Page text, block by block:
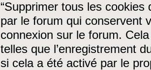
“Supprimer tous les cookies
par le forum qui conservent
connexion sur le forum.
telles que l’enregistrement
si cela a été activé par le